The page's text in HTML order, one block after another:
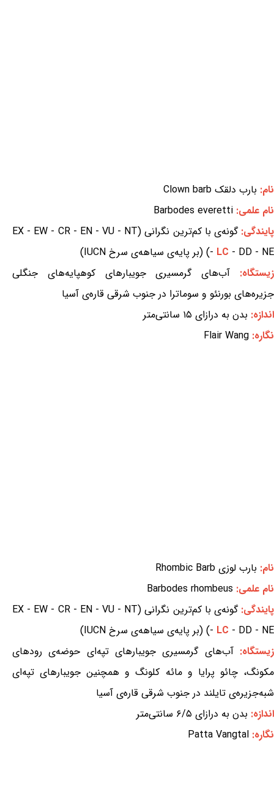
نام: بارب دلقک Clown barb
نام علمی: Barbodes everetti
پایندگی:
گونه‌ی با کم‌ترین نگرانی (EX - EW - CR - EN - VU - NT
- LC - DD - NE) (بر پایه‌ی سیاهه‌ی سرخ IUCN)
زیستگاه: آب‌های گرمسیری جویبارهای کوهپایه‌های جنگلی
جزیره‌های بورنئو و سوماترا در جنوب شرقی قاره‌ی آسیا
اندازه: بدن به درازای ۱۵ سانتی‌متر
نگاره: Flair Wang
نام: بارب لوزی Rhombic Barb
نام علمی: Barbodes rhombeus
پایندگی:
گونه‌ی با کم‌ترین نگرانی (EX - EW - CR - EN - VU - NT
- LC - DD - NE) (بر پایه‌ی سیاهه‌ی سرخ IUCN)
زیستگاه:آب‌های گرمسیری جویبارهای تپه‌ای حوضه‌ی رودهای
مکونگ، چائو پرایا و مائه کلونگ و همچنین جویبارهای تپه‌ای
شبه‌جزیره‌ی تایلند در جنوب شرقی قاره‌ی آسیا
اندازه: بدن به درازای ۶/۵ سانتی‌متر
نگاره: Patta Vangtal